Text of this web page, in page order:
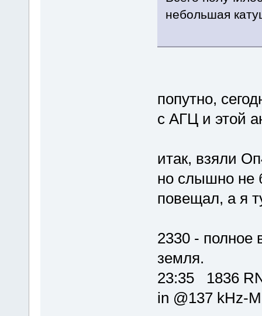
небольшая
попутно,
с АГЦ и этой
итак, взяли
но слышно не
повещал, а я
2330 - полное
земля.
23:35 1836
in @137 kHz-